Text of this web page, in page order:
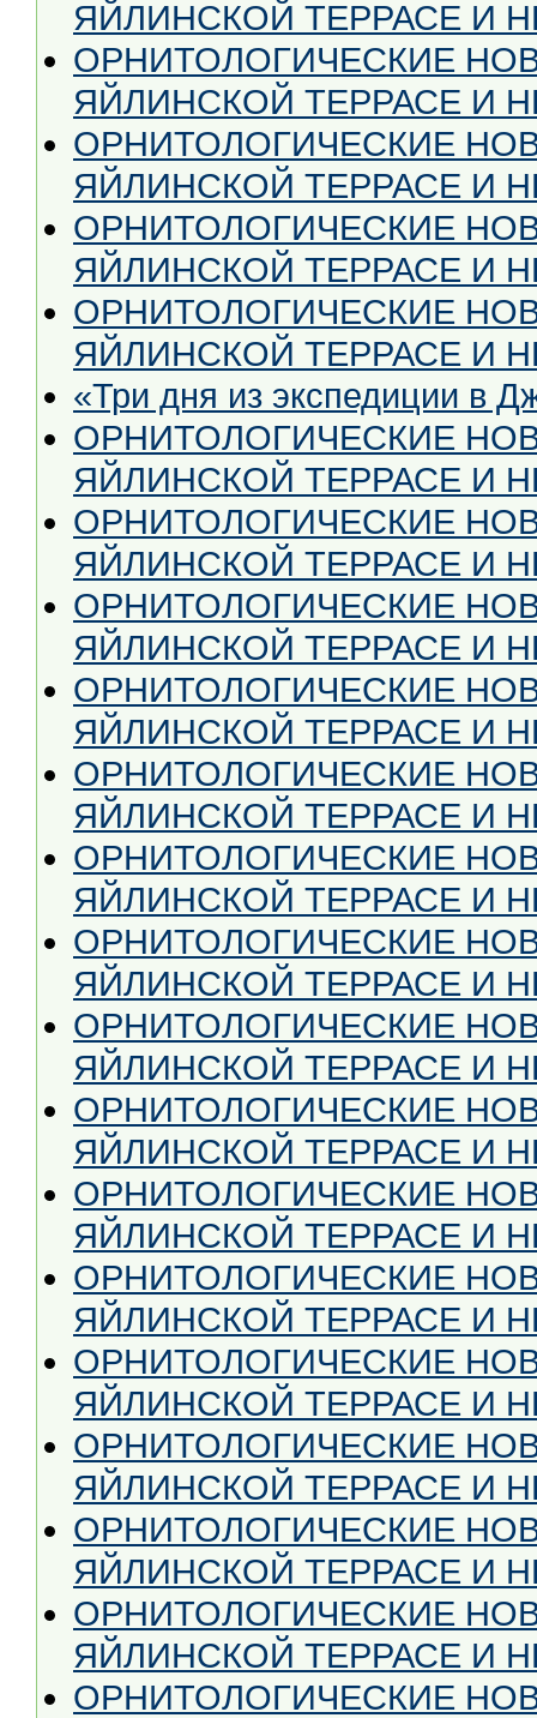
ЯЙЛИНСКОЙ ТЕРРАСЕ И
ОРНИТОЛОГИЧЕСКИЕ
ЯЙЛИНСКОЙ ТЕРРАСЕ И
ОРНИТОЛОГИЧЕСКИЕ
ЯЙЛИНСКОЙ ТЕРРАСЕ И
ОРНИТОЛОГИЧЕСКИЕ
ЯЙЛИНСКОЙ ТЕРРАСЕ И
ОРНИТОЛОГИЧЕСКИЕ
ЯЙЛИНСКОЙ ТЕРРАСЕ И
«Три дня из экспедиции в
ОРНИТОЛОГИЧЕСКИЕ
ЯЙЛИНСКОЙ ТЕРРАСЕ И
ОРНИТОЛОГИЧЕСКИЕ
ЯЙЛИНСКОЙ ТЕРРАСЕ И
ОРНИТОЛОГИЧЕСКИЕ
ЯЙЛИНСКОЙ ТЕРРАСЕ И
ОРНИТОЛОГИЧЕСКИЕ
ЯЙЛИНСКОЙ ТЕРРАСЕ И
ОРНИТОЛОГИЧЕСКИЕ
ЯЙЛИНСКОЙ ТЕРРАСЕ И
ОРНИТОЛОГИЧЕСКИЕ
ЯЙЛИНСКОЙ ТЕРРАСЕ И
ОРНИТОЛОГИЧЕСКИЕ
ЯЙЛИНСКОЙ ТЕРРАСЕ И
ОРНИТОЛОГИЧЕСКИЕ
ЯЙЛИНСКОЙ ТЕРРАСЕ И
ОРНИТОЛОГИЧЕСКИЕ
ЯЙЛИНСКОЙ ТЕРРАСЕ И
ОРНИТОЛОГИЧЕСКИЕ
ЯЙЛИНСКОЙ ТЕРРАСЕ И
ОРНИТОЛОГИЧЕСКИЕ
ЯЙЛИНСКОЙ ТЕРРАСЕ И
ОРНИТОЛОГИЧЕСКИЕ
ЯЙЛИНСКОЙ ТЕРРАСЕ И
ОРНИТОЛОГИЧЕСКИЕ
ЯЙЛИНСКОЙ ТЕРРАСЕ И
ОРНИТОЛОГИЧЕСКИЕ
ЯЙЛИНСКОЙ ТЕРРАСЕ И
ОРНИТОЛОГИЧЕСКИЕ
ЯЙЛИНСКОЙ ТЕРРАСЕ И
ОРНИТОЛОГИЧЕСКИЕ